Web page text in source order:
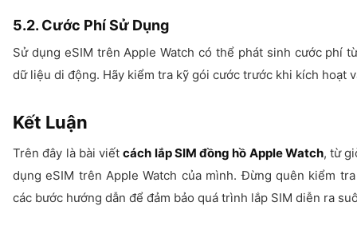
5.2. Cước Phí Sử Dụng
Sử dụng eSIM trên Apple Watch có thể phát sinh cước phí
dữ liệu di động. Hãy kiểm tra kỹ gói cước trước khi kích hoạt
Kết Luận
Trên đây là bài viếtcách lắp SIM đồng hồ Apple Watch, từ
dụng eSIM trên Apple Watch của mình. Đừng quên kiểm
các bước hướng dẫn để đảm bảo quá trình lắp SIM diễn ra